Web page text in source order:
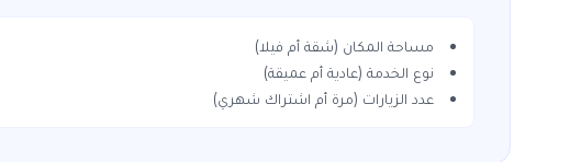
مساحة المكان (شقة أم فيلا)
نوع الخدمة (عادية أم عميقة)
عدد الزيارات (مرة أم اشتراك شهري)